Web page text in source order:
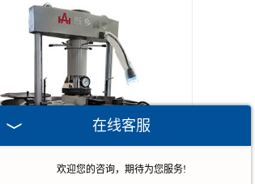
在线客服
欢迎您的咨询，期待为您服务!